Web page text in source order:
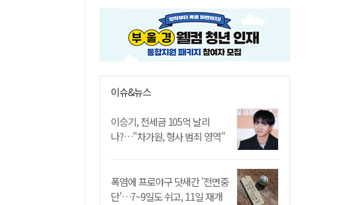
이슈&뉴스
이승기, 전세금 105억 날리
나?…"차가원, 형사 범죄 영역"
폭염에 프로야구 닷새간 '전면중
단'…7~9일도 쉬고, 11일 재개